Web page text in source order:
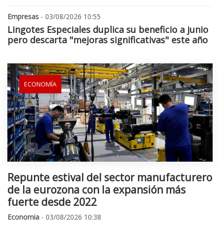
Empresas - 03/08/2026 10:55
Lingotes Especiales duplica su beneficio a junio
pero descarta "mejoras significativas" este año
ECONOMÍA
Repunte estival del sector manufacturero
de la eurozona con la expansión más
fuerte desde 2022
Economia - 03/08/2026 10:38